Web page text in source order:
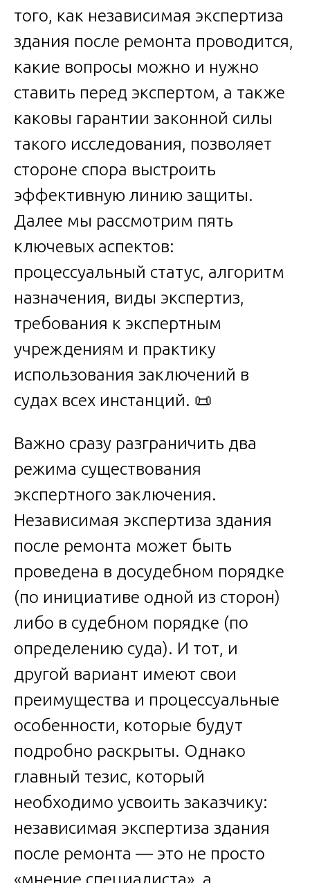
того, как независимая экспертиза
здания после ремонта проводится,
какие вопросы можно и нужно
ставить перед экспертом, а также
каковы гарантии законной силы
такого исследования, позволяет
стороне спора выстроить
эффективную линию защиты.
Далее мы рассмотрим пять
ключевых аспектов:
процессуальный статус, алгоритм
назначения, виды экспертиз,
требования к экспертным
учреждениям и практику
использования заключений в
судах всех инстанций. 📜
Важно сразу разграничить два
режима существования
экспертного заключения.
Независимая экспертиза здания
после ремонта может быть
проведена в досудебном порядке
(по инициативе одной из сторон)
либо в судебном порядке (по
определению суда). И тот, и
другой вариант имеют свои
преимущества и процессуальные
особенности, которые будут
подробно раскрыты. Однако
главный тезис, который
необходимо усвоить заказчику:
независимая экспертиза здания
после ремонта — это не просто
«мнение специалиста», а